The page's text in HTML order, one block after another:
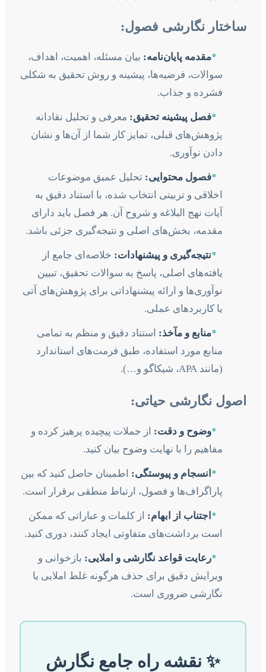
ساختار نگارشی فصول:
•مقدمه پایان‌نامه: بیان مسئله، اهمیت، اهداف،
سوالات، فرضیه‌ها، پیشینه و روش تحقیق به شکلی
فشرده و جذاب.
•فصل پیشینه تحقیق: معرفی و تحلیل نقادانه
پژوهش‌های قبلی، تمایز کار شما از آن‌ها و نشان
دادن نوآوری.
•فصول محتوایی: تحلیل عمیق موضوعات
اخلاقی و تربیتی انتخاب شده، با استناد دقیق به
آیات نهج البلاغه و شروح آن. هر فصل باید دارای
مقدمه، بخش‌های اصلی و نتیجه‌گیری جزئی باشد.
•نتیجه‌گیری و پیشنهادات: خلاصه‌ای جامع از
یافته‌های اصلی، پاسخ به سوالات تحقیق، تبیین
نوآوری‌ها و ارائه پیشنهاداتی برای پژوهش‌های آتی
یا کاربردهای عملی.
•منابع و مآخذ: استناد دقیق و منظم به تمامی
منابع مورد استفاده، طبق فرمت‌های استاندارد
(مانند APA، شیکاگو و…).
اصول نگارشی حیاتی:
•وضوح و دقت: از جملات پیچیده پرهیز کرده و
مفاهیم را با نهایت وضوح بیان کنید.
• انسجام و پیوستگی: اطمینان حاصل کنید که بین
پاراگراف‌ها و فصول، ارتباط منطقی برقرار است.
• اجتناب از ابهام: از کلمات و عباراتی که ممکن
است برداشت‌های متفاوتی ایجاد کنند، دوری کنید.
•رعایت قواعد نگارشی و املایی: بازخوانی و
ویرایش دقیق برای حذف هرگونه غلط املایی یا
نگارشی ضروری است.
✨ نقشه راه جامع نگارش